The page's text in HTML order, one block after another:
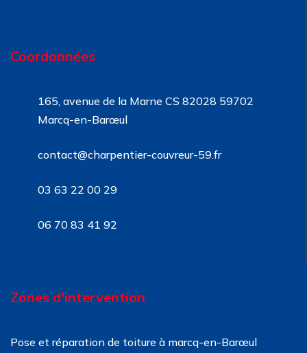
Coordonnées
165, avenue de la Marne CS 82028 59702
Marcq-en-Barœul
contact@charpentier-couvreur-59.fr
03 63 22 00 29
06 70 83 41 92
Zones d'intervention
Pose et réparation de toiture à marcq-en-Barœul